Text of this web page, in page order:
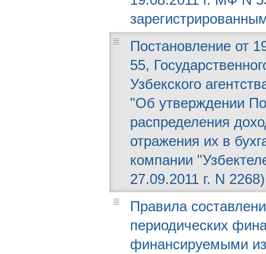
Постановление от
55,
Узбекского
"Об утверждении
распределения
отражения их в
компании
27.09.2011 г. N 2268)
Правила
периодических
финансируемыми